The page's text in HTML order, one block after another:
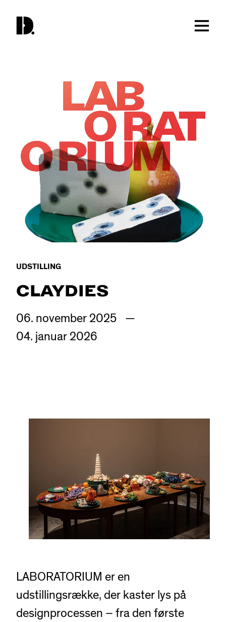
UDSTILLING
CLAYDIES
06. november 2025 —
04. januar 2026
LABORATORIUM er en
udstillingsrække, der kaster lys på
designprocessen – fra den første